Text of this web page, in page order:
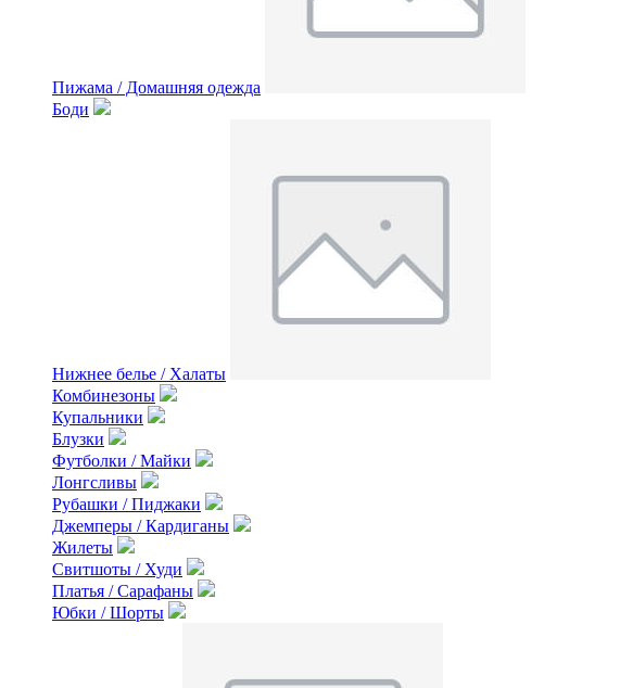
Пижама / Домашняя одежда
Боди
Нижнее белье / Халаты
Комбинезоны
Купальники
Блузки
Футболки / Майки
Лонгсливы
Рубашки / Пиджаки
Джемперы / Кардиганы
Жилеты
Свитшоты / Худи
Платья / Сарафаны
Юбки / Шорты